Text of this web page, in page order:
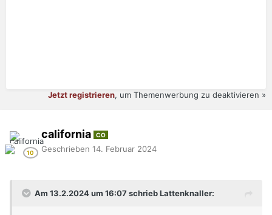
Jetzt registrieren, um Themenwerbung zu deaktivieren »
california CO
Geschrieben 14. Februar 2024
Am 13.2.2024 um 16:07 schrieb Lattenknaller: